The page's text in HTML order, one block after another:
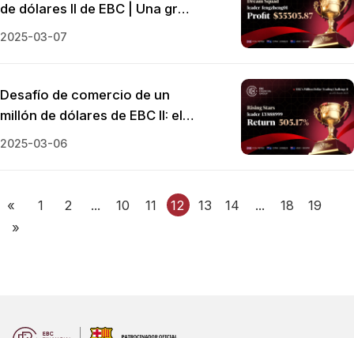
2025-03-07
de dólares II de EBC | Una gran
brecha dentro de Dream
2025-03-06
Desafío de comercio de un
millón de dólares de EBC II: el
copy trading en auge
« 1 2 ... 10 11 12 13 14 ... 18
19
»